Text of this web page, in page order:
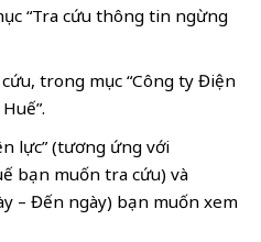
“Tra cứu thông tin ngừng
trong mục “Công ty Điện
lực” (tương ứng với
bạn muốn tra cứu) và
– Đến ngày) bạn muốn xem